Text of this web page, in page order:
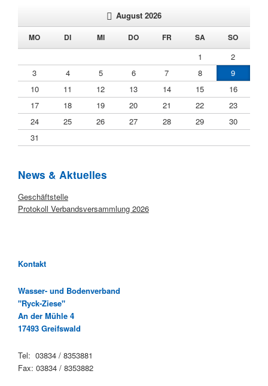
August 2026
MONTAG DIENSTAGMITTWOCH
DONNERSTAG
FREITAG SAMSTAGSONNTAG
1
2
3
4 5 6 7 8
9
10
11 12 13 14 15
16
17
18 19 20 21 22
23
24
25 26 27 28 29
30
31
Startseite
News & Aktuelles
Geschäftstelle
Protokoll Verbandsversammlung 2026
Kontakt
Wasser- und Bodenverband
"Ryck-Ziese"
An der Mühle 4
17493 Greifswald
Tel: 03834 / 8353881
Fax: 03834 / 8353882